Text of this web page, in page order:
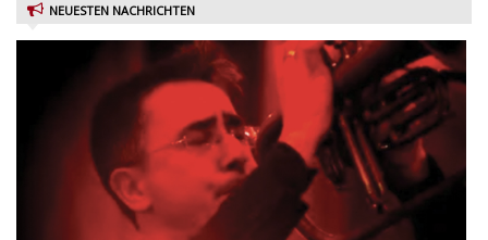
NEUESTEN NACHRICHTEN